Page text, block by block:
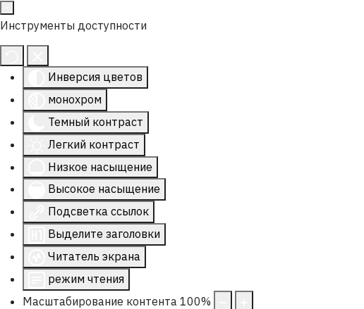
Инструменты доступности
Инверсия цветов
монохром
Темный контраст
Легкий контраст
Низкое насыщение
Высокое насыщение
Подсветка ссылок
Выделите заголовки
Читатель экрана
режим чтения
Масштабирование контента 100%